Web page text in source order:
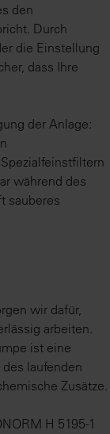
den
Durch
die Einstellung
dass Ihre
der Anlage:
während des
sauberes
wir dafür,
arbeiten.
ist eine
laufenden
Zusätze.
H 5195-1